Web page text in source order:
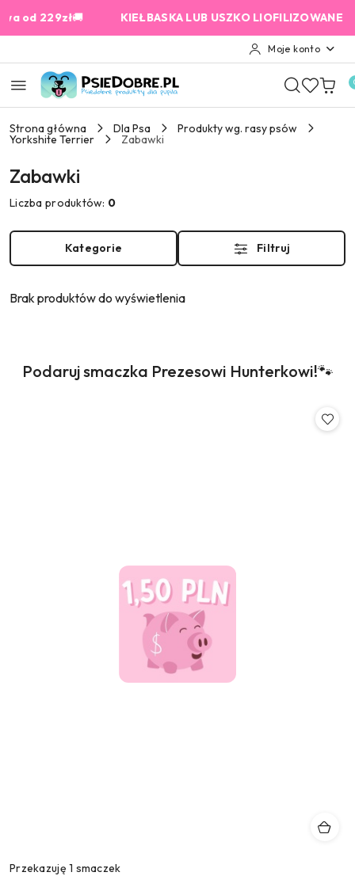
Przejdź do treści głównej
Przejdź do wyszukiwarki
Przejdź do moje konto
Przejdź do menu głównego
Przejdź do stopki
229zł🚚 KIEŁBASKA LUB USZKO LIOFILIZOWANE od
Moje konto
Strona główna Dla Psa Produkty wg. rasy psów
Yorkshite Terrier Zabawki
Zabawki
Liczba produktów: 0
Kategorie Filtruj
Brak produktów do wyświetlenia
Pomiń karuzelę produktów
Produkty
Podaruj smaczka Prezesowi Hunterkowi!🐾
Przekazuję 1 smaczek